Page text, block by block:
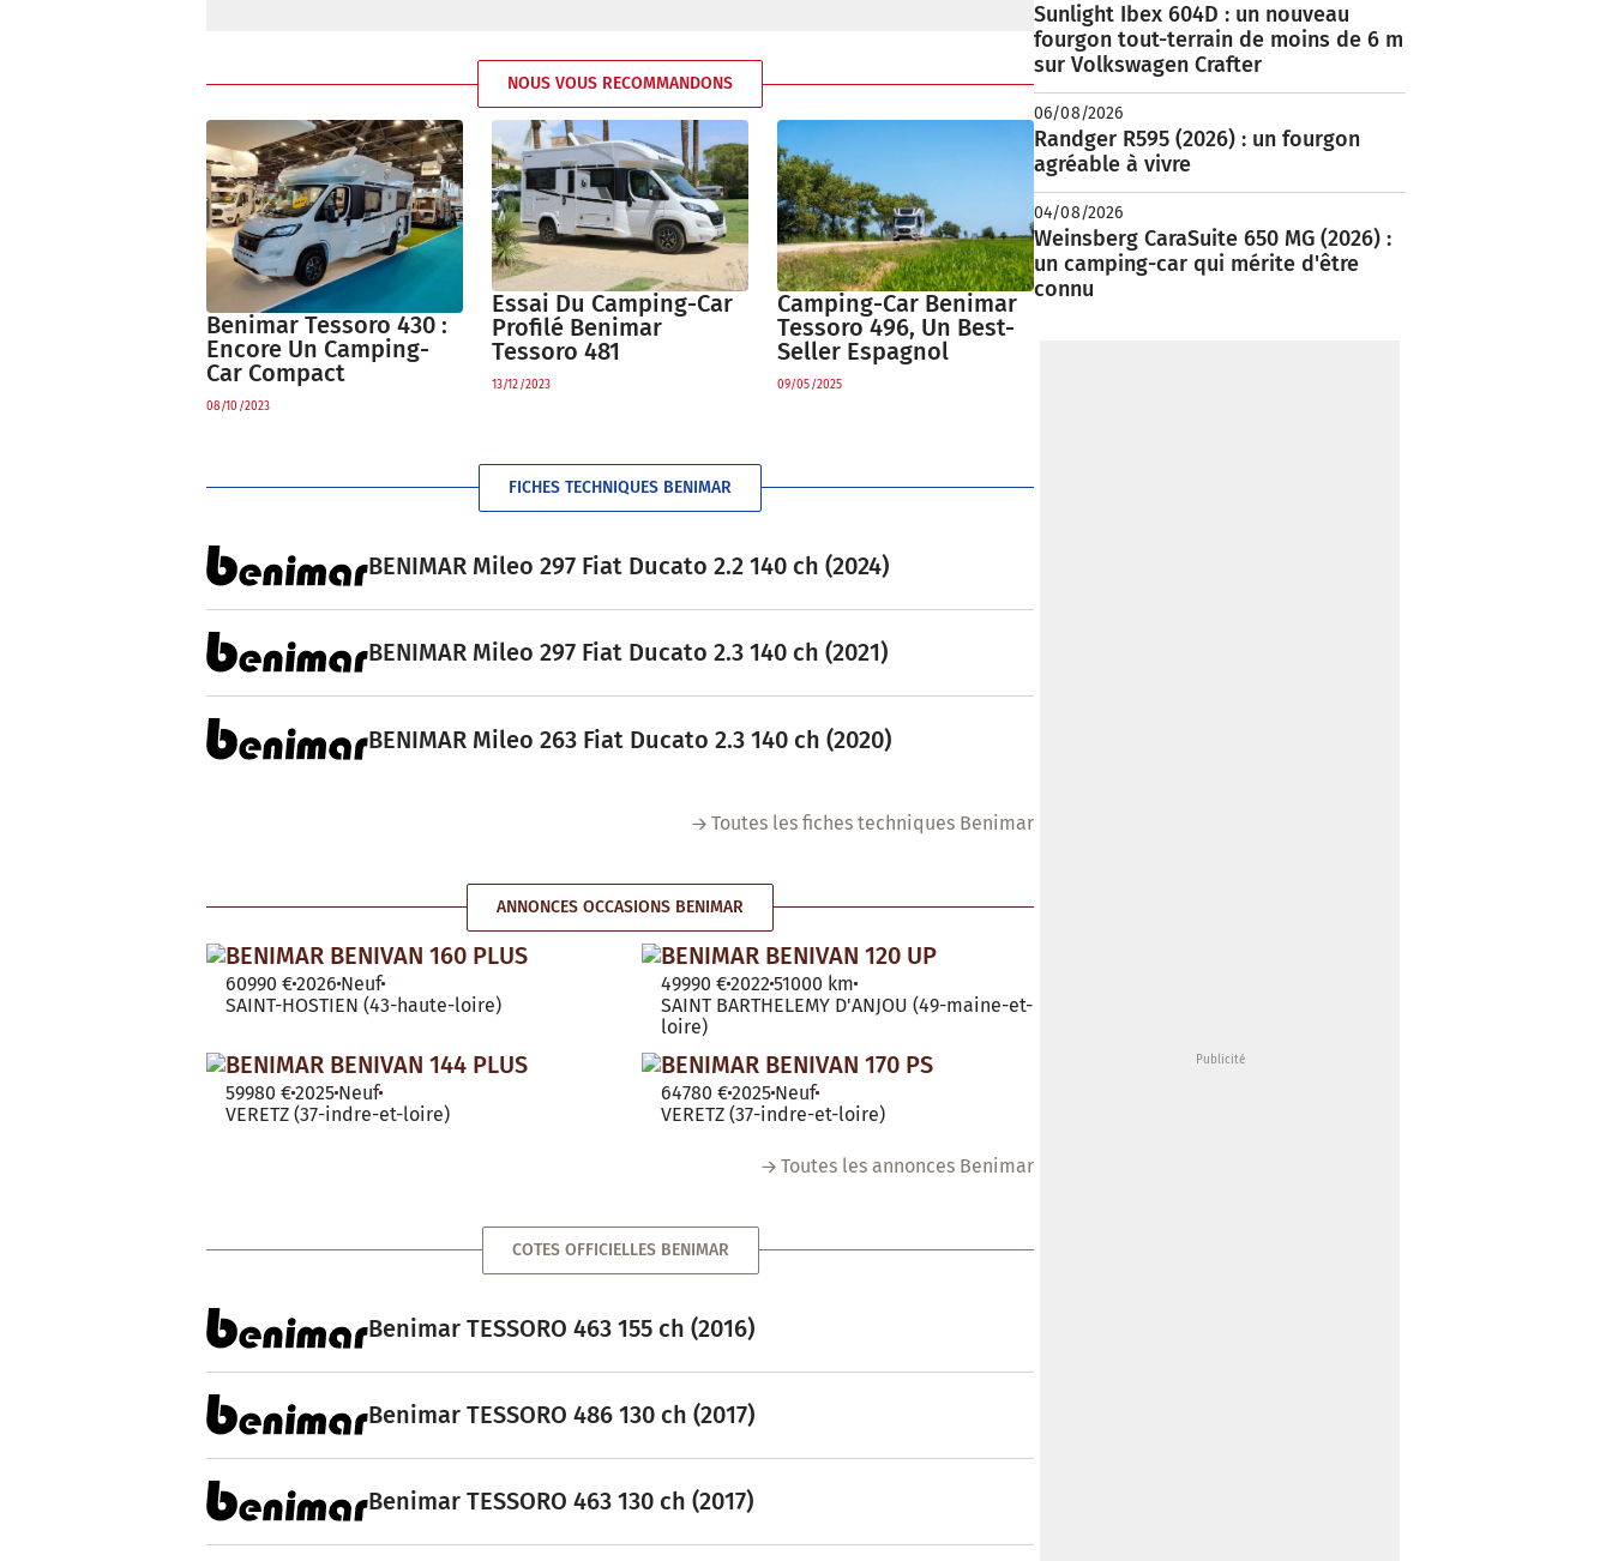
NOUS VOUS RECOMMANDONS
Benimar Tessoro 430 :
Encore Un Camping-
Car Compact
08/10/2023
Essai Du Camping-Car
Profilé Benimar
Tessoro 481
13/12/2023
Camping-Car Benimar
Tessoro 496, Un Best-
Seller Espagnol
09/05/2025
FICHES TECHNIQUES BENIMAR
BENIMAR Mileo 297 Fiat Ducato 2.2 140 ch (2024)
BENIMAR Mileo 297 Fiat Ducato 2.3 140 ch (2021)
BENIMAR Mileo 263 Fiat Ducato 2.3 140 ch (2020)
Toutes les fiches techniques Benimar
ANNONCES OCCASIONS BENIMAR
BENIMAR BENIVAN 160 PLUS
60990 €2026 Neuf
SAINT-HOSTIEN (43-haute-loire)
BENIMAR BENIVAN 120 UP
49990 €2022 51000 km
SAINT BARTHELEMY D'ANJOU (49-maine-et-
loire)
BENIMAR BENIVAN 144 PLUS
59980 €2025 Neuf
VERETZ (37-indre-et-loire)
BENIMAR BENIVAN 170 PS
64780 €2025 Neuf
VERETZ (37-indre-et-loire)
Toutes les annonces Benimar
COTES OFFICIELLES BENIMAR
Benimar TESSORO 463 155 ch (2016)
Benimar TESSORO 486 130 ch (2017)
Benimar TESSORO 463 130 ch (2017)
Sunlight Ibex 604D : un nouveau
fourgon tout-terrain de moins de 6 m
sur Volkswagen Crafter
06/08/2026
Randger R595 (2026) : un fourgon
agréable à vivre
04/08/2026
Weinsberg CaraSuite 650 MG (2026) :
un camping-car qui mérite d'être
connu